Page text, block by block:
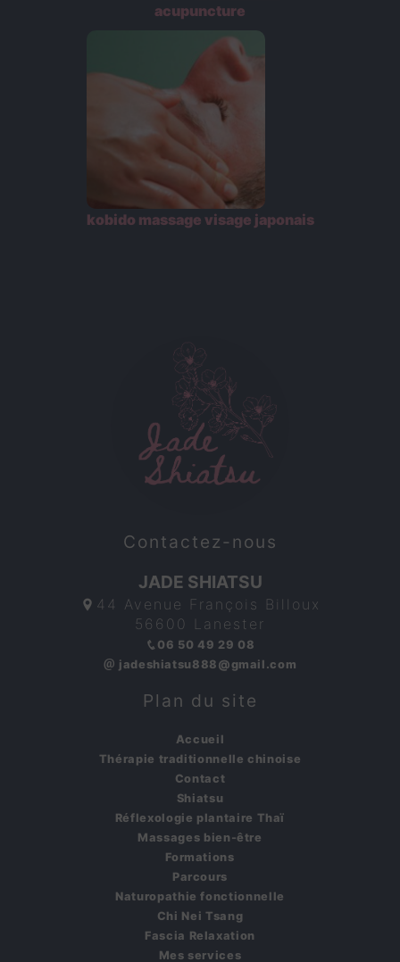
acupuncture
kobido massage visage japonais
Contactez-nous
JADE SHIATSU
44 Avenue François Billoux
56600 Lanester
06 50 49 29 08
jadeshiatsu888@gmail.com
Plan du site
Accueil
Thérapie traditionnelle chinoise
Contact
Shiatsu
Réflexologie plantaire Thaï
Massages bien-être
Formations
Parcours
Naturopathie fonctionnelle
Chi Nei Tsang
Fascia Relaxation
Mes services